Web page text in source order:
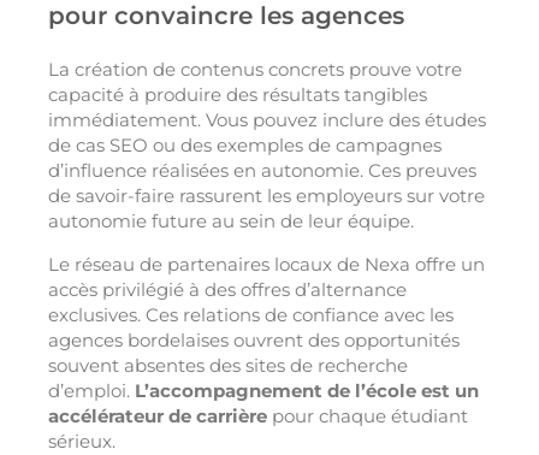
pour convaincre les agences
La création de contenus concrets prouve votre
capacité à produire des résultats tangibles
immédiatement. Vous pouvez inclure des études
de cas SEO ou des exemples de campagnes
d’influence réalisées en autonomie. Ces preuves
de savoir-faire rassurent les employeurs sur votre
autonomie future au sein de leur équipe.
Le réseau de partenaires locaux de Nexa offre un
accès privilégié à des offres d’alternance
exclusives. Ces relations de confiance avec les
agences bordelaises ouvrent des opportunités
souvent absentes des sites de recherche
d’emploi. L’accompagnement de l’école est un
accélérateur de carrière pour chaque étudiant
sérieux.